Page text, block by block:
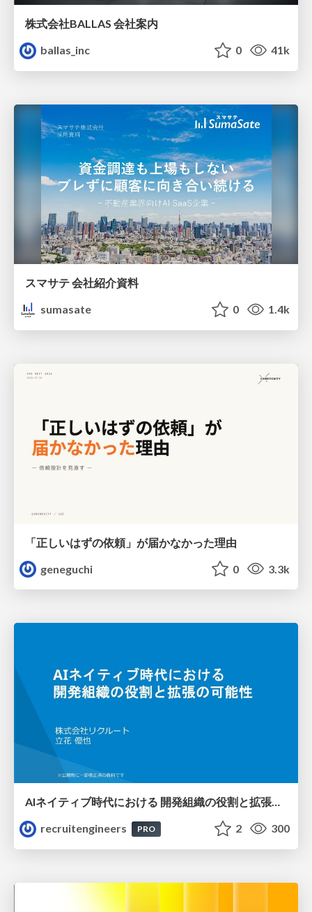
株式会社BALLAS 会社案内
ballas_inc
0 41k
スマサテ 会社紹介資料
sumasate
0 1.4k
「正しいはずの依頼」が届かなかった理由
geneguchi
0 3.3k
AIネイティブ時代における 開発組織の役割と拡張の可能性
recruitengineers
PRO 2 300